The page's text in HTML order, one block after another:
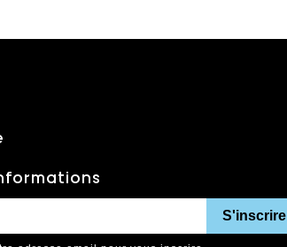
S'inscrire